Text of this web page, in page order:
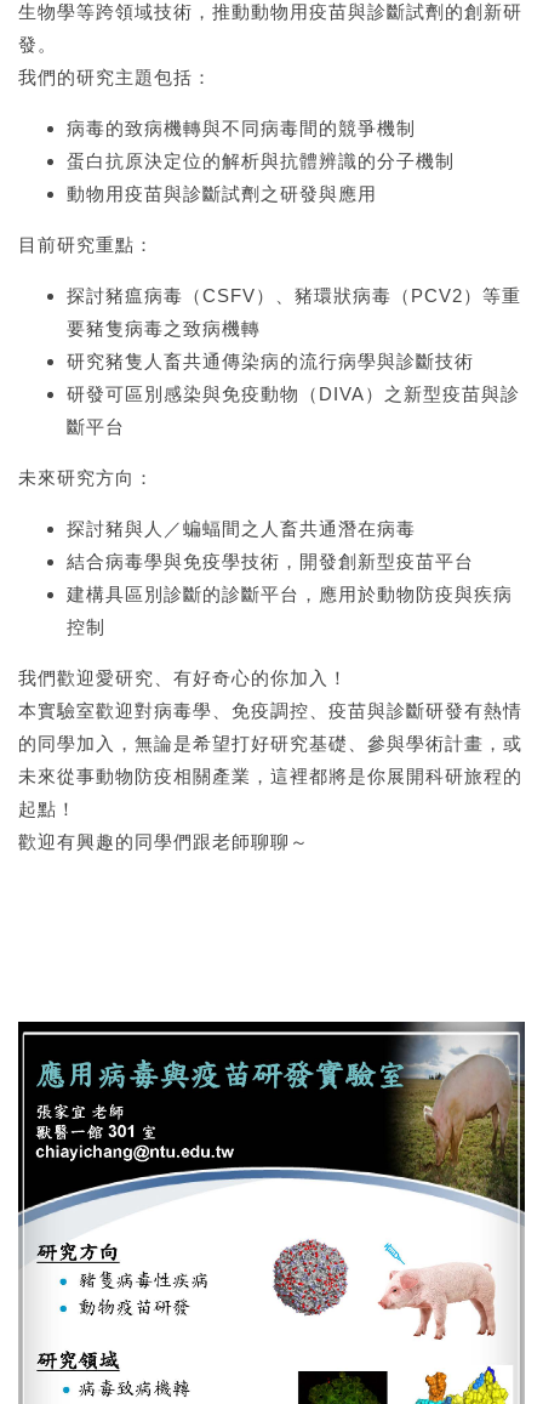
生物學等跨領域技術，推動動物用疫苗與診斷試劑的創新研
發。
我們的研究主題包括：
病毒的致病機轉與不同病毒間的競爭機制
蛋白抗原決定位的解析與抗體辨識的分子機制
動物用疫苗與診斷試劑之研發與應用
目前研究重點：
探討豬瘟病毒（CSFV）、豬環狀病毒（PCV2）等重
要豬隻病毒之致病機轉
研究豬隻人畜共通傳染病的流行病學與診斷技術
研發可區別感染與免疫動物（DIVA）之新型疫苗與診
斷平台
未來研究方向：
探討豬與人／蝙蝠間之人畜共通潛在病毒
結合病毒學與免疫學技術，開發創新型疫苗平台
建構具區別診斷的診斷平台，應用於動物防疫與疾病
控制
我們歡迎愛研究、有好奇心的你加入！
本實驗室歡迎對病毒學、免疫調控、疫苗與診斷研發有熱情
的同學加入，無論是希望打好研究基礎、參與學術計畫，或
未來從事動物防疫相關產業，這裡都將是你展開科研旅程的
起點！
歡迎有興趣的同學們跟老師聊聊～